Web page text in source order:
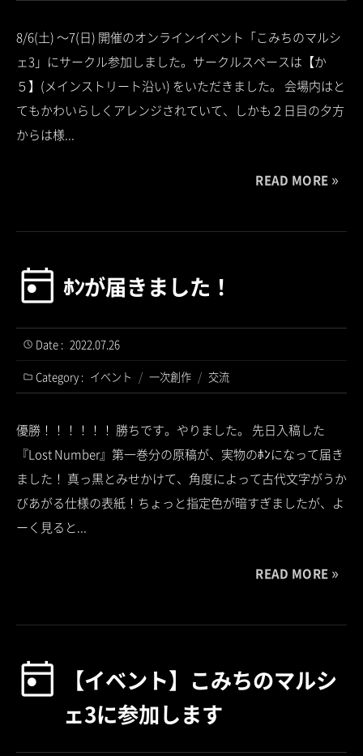
8/6(土) ～7(日) 開催のオンラインイベント「こみちのマルシ
ェ3」にサークル参加しました。サークルスペースは【か
５】(メインストリート沿い) をいただきました。 会場内はと
てもかわいらしくアレンジされていて、しかも２日目の夕方
からは様...
READ MORE
ﾎﾝが届きました！
Date : 2022.07.26
Category : イベント / 一次創作 / 交流
優勝！！！！！！ 勝ちです。やりました。 先日入稿した
『Lost Number』第一巻分の原稿が、実物のﾎﾝになって届き
ました！ 真っ黒とみせかけて、角度によって古代文字がうか
びあがる仕様の表紙！ちょっと指定色が暗すぎましたが、よ
ーく見ると...
READ MORE
【イベント】こみちのマルシ
ェ3に参加します